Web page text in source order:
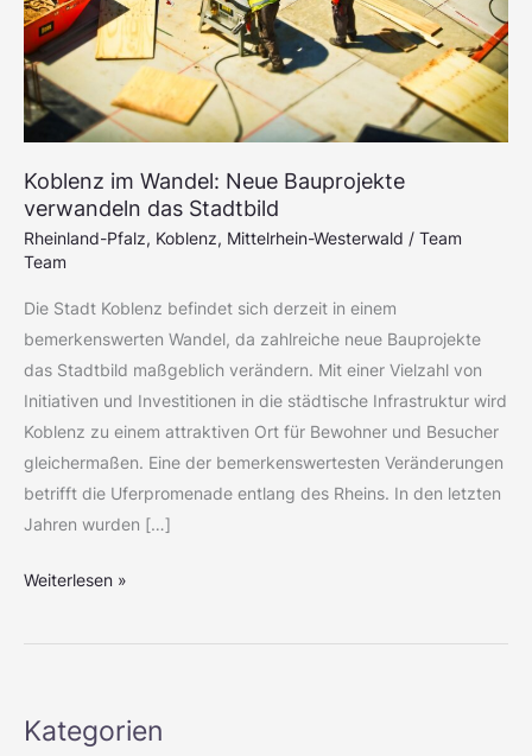
Koblenz im Wandel: Neue Bauprojekte
verwandeln das Stadtbild
Rheinland-Pfalz, Koblenz, Mittelrhein-Westerwald / Team
Team
Die Stadt Koblenz befindet sich derzeit in einem
bemerkenswerten Wandel, da zahlreiche neue Bauprojekte
das Stadtbild maßgeblich verändern. Mit einer Vielzahl von
Initiativen und Investitionen in die städtische Infrastruktur wird
Koblenz zu einem attraktiven Ort für Bewohner und Besucher
gleichermaßen. Eine der bemerkenswertesten Veränderungen
betrifft die Uferpromenade entlang des Rheins. In den letzten
Jahren wurden […]
das
Stadtbild
Weiterlesen »
Kategorien